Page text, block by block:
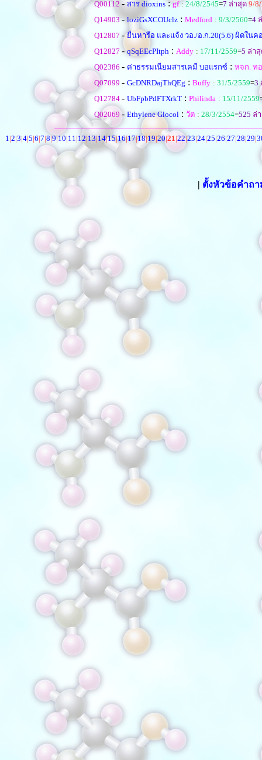
Q00112 - สาร dioxins:gf : 24/8/2545=7 ล่าสุด 9/
Q14903-loziGsXCOUclz : Medford : 9/3/2560=4
Q12807 -ยื่นหารือ และแจ้ง วอ./อ.ก.20(5.6) ผิดในค
Q12827 -qSqEEcPItph : Addy : 17/11/2559=5 ล่า
Q02386 - ค่าธรรมเนียมสารเคมี บอแรกซ์ : หจก. ท
Q07099 - GcDNRDajThQEg : Buffy : 31/5/2559=3
Q12784 - UbFpbPdFTXrkT : Philinda : 15/11/2559
Q02069 - Ethylene Glocol : วัต : 28/3/2554=525 ล่
1|2|3|4|5|6|7|8|9|10|11|12|13|14|15|16|17|18|19|20|21|22|23|24|25|26|27|28|29|
| ตั้งหัวข้อคำถ